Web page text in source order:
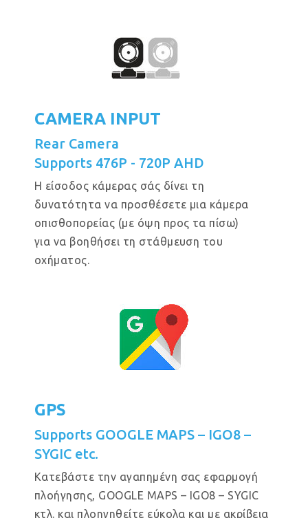
CAMERA INPUT
Rear Camera
Supports 476P - 720P AHD
Η είσοδος κάμερας σάς δίνει τη
δυνατότητα να προσθέσετε μια κάμερα
οπισθοπορείας (με όψη προς τα πίσω)
για να βοηθήσει τη στάθμευση του
οχήματος.
GPS
Supports GOOGLE MAPS – IGO8 –
SYGIC etc.
Κατεβάστε την αγαπημένη σας εφαρμογή
πλοήγησης, GOOGLE MAPS – IGO8 – SYGIC
κτλ. και πλοηγηθείτε εύκολα και με ακρίβεια